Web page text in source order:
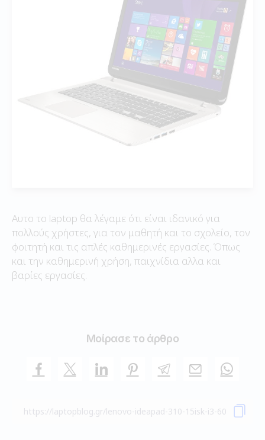
Αυτο το laptop θα λέγαμε ότι είναι ιδανικό για
πολλούς χρήστες, για τον μαθητή και το σχολείο, τον
φοιτητή και τις απλές καθημερινές εργασίες. Όπως
και την καθημερινή χρήση, παιχνίδια αλλα και
βαρίες εργασίες.
Μοίρασε το άρθρο